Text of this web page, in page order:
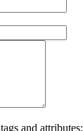
tags and attributes: